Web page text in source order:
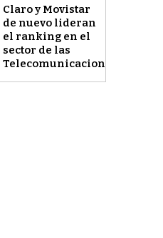
Claro y Movistar
de nuevo lideran
el ranking en el
sector de las
Telecomunicaciones